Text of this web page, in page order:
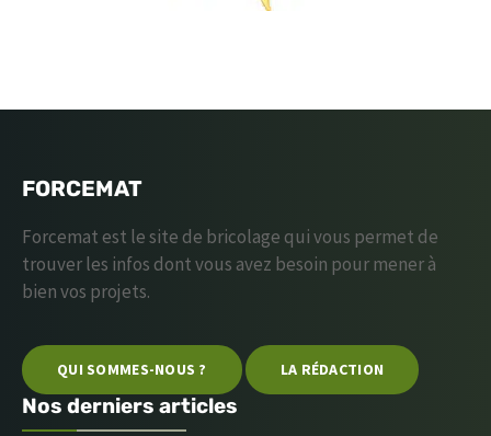
FORCEMAT
Forcemat est le site de bricolage qui vous permet de
trouver les infos dont vous avez besoin pour mener à
bien vos projets.
QUI SOMMES-NOUS ? LA RÉDACTION
Nos derniers articles